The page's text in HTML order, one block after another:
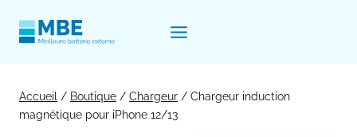
Accueil / Boutique / Chargeur / Chargeur induction
magnétique pour iPhone 12/13